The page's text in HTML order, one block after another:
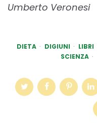
Umberto Veronesi
DIETA DIGIUNI LIBRI
SCIENZA